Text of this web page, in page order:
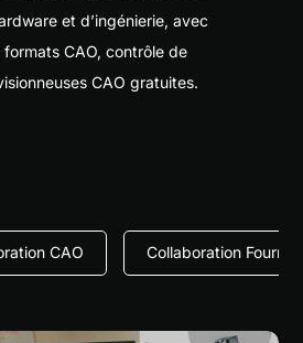
et d’ingénierie, avec
CAO, contrôle de
CAO gratuites.
CAO Collaboration